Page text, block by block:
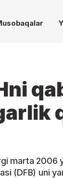
marta 2006
(DFB) uni